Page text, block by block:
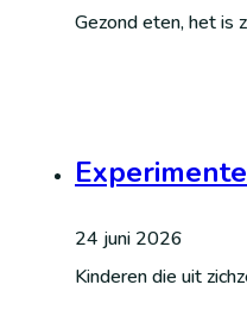
Gezond eten, het is
24 juni 2026
Kinderen die uit